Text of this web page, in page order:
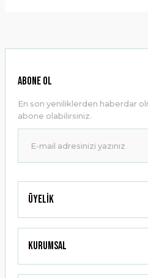
Ürün resmi kalitesiz, bozuk veya
Ürün bilgilerinde hatalar
Ürün fiyatı diğer sitelerden daha
Bu ürüne benzer farklı
Üyelik
Kurumsal
ABONE OL
En son yeniliklerden haberdar
abone olabilirsiniz.